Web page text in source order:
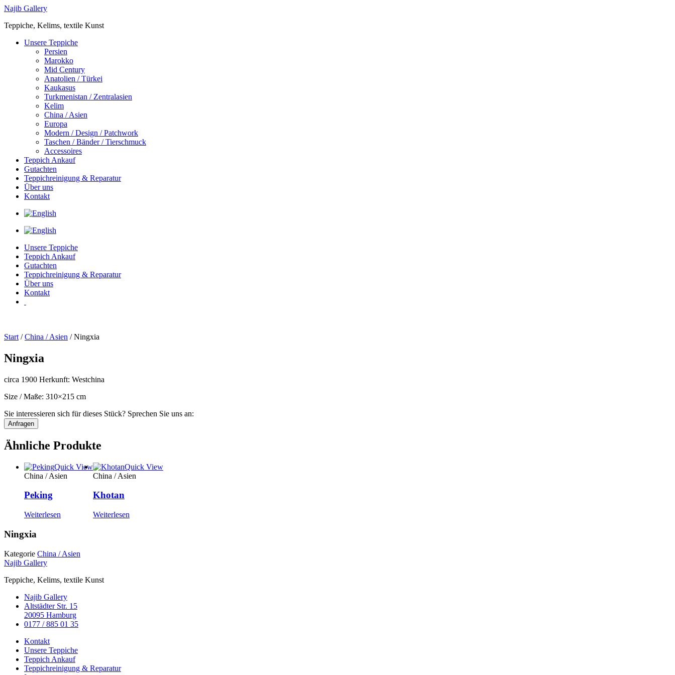
Zum
springen
Najib Gallery
Teppiche, Kelims, textile Kunst
Main
Unsere Teppiche
Persien
Marokko
Mid Century
Anatolien / Türkei
Kaukasus
Turkmenistan / Zentralasien
Kelim
China / Asien
Europa
Modern / Design / Patchwork
Taschen / Bänder / Tierschmuck
Accessoires
Teppich Ankauf
Gutachten
Teppichreinigung & Reparatur
Über uns
Kontakt
Unsere Teppiche
Teppich Ankauf
Gutachten
Teppichreinigung & Reparatur
Über uns
Kontakt
Start /China / Asien / Ningxia
Ningxia
circa 1900 Herkunft: Westchina
Size / Maße: 310×215 cm
Sie interessieren sich für dieses Stück? Sprechen Sie uns an:
Anfragen
Ähnliche Produkte
Quick View
China / Asien
Peking
Weiterlesen
Quick View
China / Asien
Khotan
Weiterlesen
Ningxia
Kategorie China / Asien
Najib Gallery
Teppiche, Kelims, textile Kunst
Najib Gallery
Altstädter Str. 15
20095 Hamburg
0177 / 885 01 35
Main
Menu
Kontakt
Unsere Teppiche
Teppich Ankauf
Teppichreinigung & Reparatur